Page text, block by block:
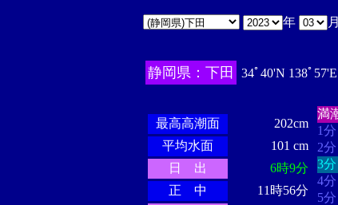
年 月
静岡県：下田 34ﾟ40'N 138ﾟ57'E
最高高潮面
202cm
平均水面
101 cm
日 出
6時9分
正 中
11時56分
満
1分
2分
3分
4分
5分